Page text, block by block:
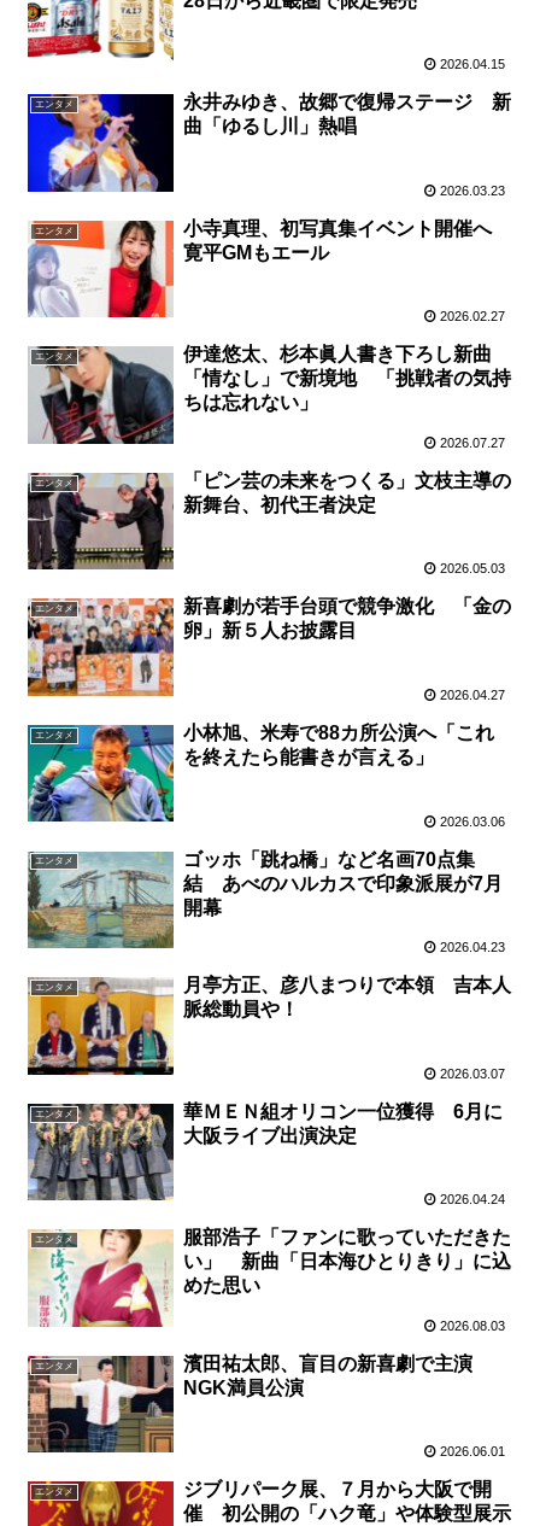
2026.04.15
エンタメ
永井みゆき、故郷で復帰ステージ 新
曲「ゆるし川」熱唱
2026.03.23
エンタメ
小寺真理、初写真集イベント開催へ
寛平GMもエール
2026.02.27
エンタメ
伊達悠太、杉本眞人書き下ろし新曲
「情なし」で新境地 「挑戦者の気持
ちは忘れない」
2026.07.27
エンタメ
「ピン芸の未来をつくる」文枝主導の
新舞台、初代王者決定
2026.05.03
エンタメ
新喜劇が若手台頭で競争激化 「金の
卵」新５人お披露目
2026.04.27
エンタメ
小林旭、米寿で88カ所公演へ「これ
を終えたら能書きが言える」
2026.03.06
エンタメ
ゴッホ「跳ね橋」など名画70点集
結 あべのハルカスで印象派展が7月
開幕
2026.04.23
エンタメ
月亭方正、彦八まつりで本領 吉本人
脈総動員や！
2026.03.07
エンタメ
華ＭＥＮ組オリコン一位獲得 6月に
大阪ライブ出演決定
2026.04.24
エンタメ
服部浩子「ファンに歌っていただきた
い」 新曲「日本海ひとりきり」に込
めた思い
2026.08.03
エンタメ
濱田祐太郎、盲目の新喜劇で主演
NGK満員公演
2026.06.01
エンタメ
ジブリパーク展、７月から大阪で開
催 初公開の「ハク竜」や体験型展示